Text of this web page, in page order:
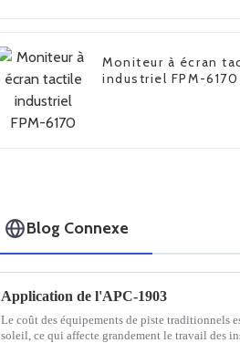
Moniteur à écran
industriel FPM-6170
Blog Connexe
Application de l'APC-1903
Le coût des équipements de piste traditionnels
soleil, ce qui affecte grandement le travail des